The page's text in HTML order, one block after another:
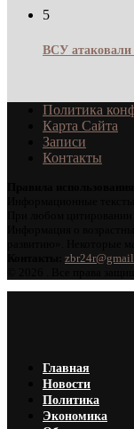
5
ВСУ атаковали
Политика
Карта Сайта
Записи
Контакты
Главная
Новости
Политика
Экономика